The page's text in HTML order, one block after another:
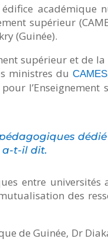
académique
supérieur
(Guinée).
supérieur et de la
ministres duCAMES
l’Enseignement
a-t-il dit.
entre universités
des
de Guinée, Dr